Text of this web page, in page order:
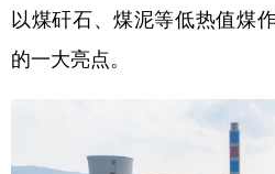
Русский язык
Deutsch
以煤矸石、煤泥等低热值煤
的一大亮点。